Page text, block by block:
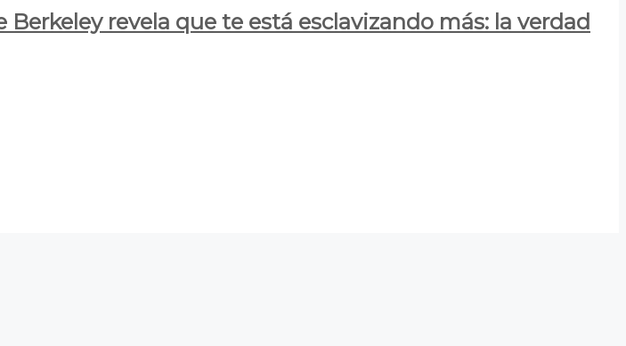
revela que te está esclavizando más: la verdad